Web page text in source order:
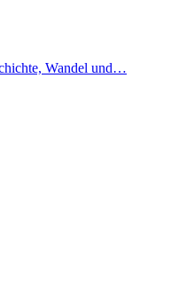
Wandel und…